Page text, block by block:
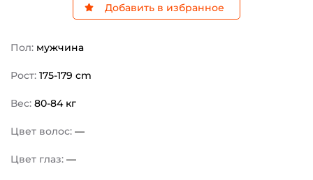
Добавить в избранное
Пол: мужчина
Рост: 175-179 cm
Вес: 80-84 кг
Цвет волос: —
Цвет глаз: —